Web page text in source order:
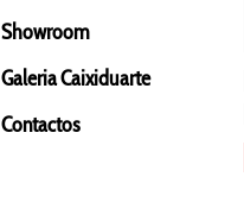
Showroom
Galeria Caixiduarte
Contactos